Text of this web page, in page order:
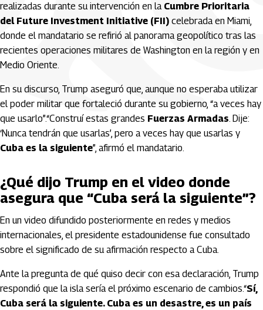
realizadas durante su intervención en la Cumbre Prioritaria
del Future Investment Initiative (FII) celebrada en Miami,
donde el mandatario se refirió al panorama geopolítico tras las
recientes operaciones militares de Washington en la región y en
Medio Oriente.
En su discurso, Trump aseguró que, aunque no esperaba utilizar
el poder militar que fortaleció durante su gobierno, “a veces hay
que usarlo”.“Construí estas grandes Fuerzas Armadas. Dije:
‘Nunca tendrán que usarlas’, pero a veces hay que usarlas y
Cuba es la siguiente”, afirmó el mandatario.
¿Qué dijo Trump en el video donde
asegura que “Cuba será la siguiente”?
En un video difundido posteriormente en redes y medios
internacionales, el presidente estadounidense fue consultado
sobre el significado de su afirmación respecto a Cuba.
Ante la pregunta de qué quiso decir con esa declaración, Trump
respondió que la isla sería el próximo escenario de cambios.“Sí,
Cuba será la siguiente. Cuba es un desastre, es un país